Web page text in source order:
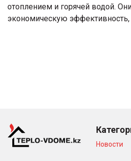
отоплением и горячей водой.
экономическую эффективность,
Новости